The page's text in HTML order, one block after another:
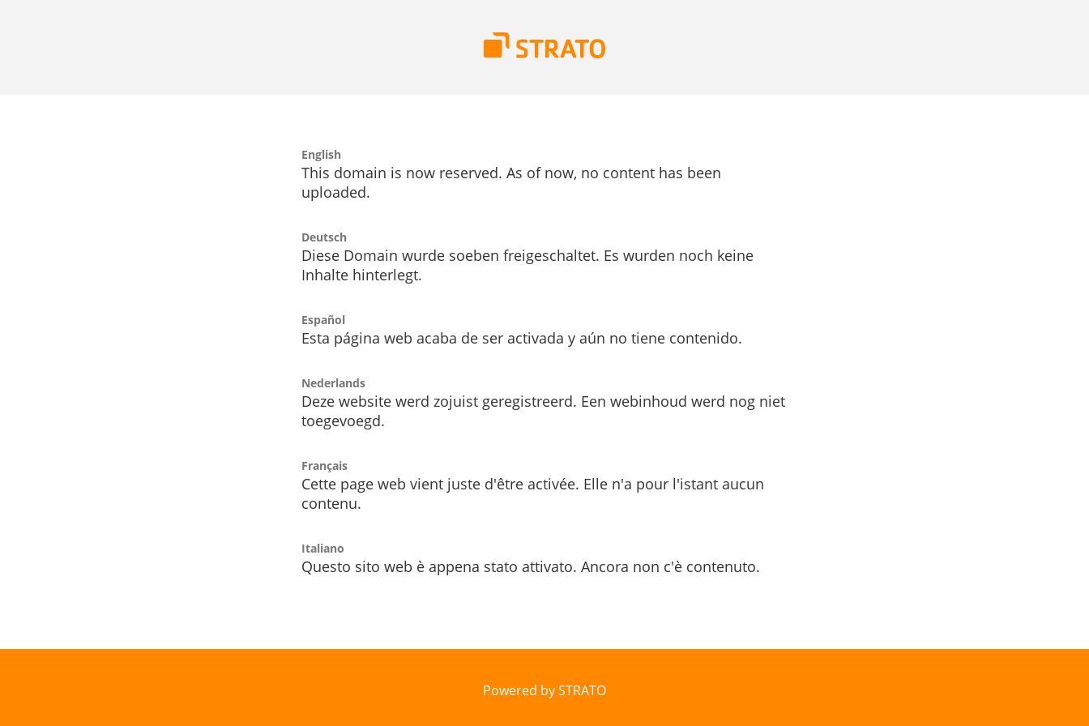
English
This domain is now reserved. As of now, no content has been
uploaded.
Deutsch
Diese Domain wurde soeben freigeschaltet. Es wurden noch keine
Inhalte hinterlegt.
Español
Esta página web acaba de ser activada y aún no tiene contenido.
Nederlands
Deze website werd zojuist geregistreerd. Een webinhoud werd nog niet
toegevoegd.
Français
Cette page web vient juste d'être activée. Elle n'a pour l'istant aucun
contenu.
Italiano
Questo sito web è appena stato attivato. Ancora non c'è contenuto.
Powered by STRATO